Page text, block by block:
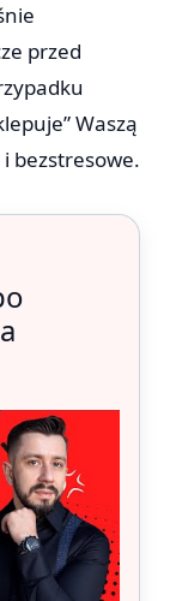
przed
Waszą
bezstresowe.